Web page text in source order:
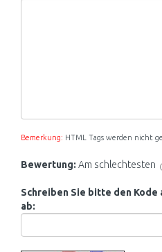
Bemerkung: HTML Tags werden nicht
Bewertung: Am schlechtesten
Schreiben Sie bitte den Kode
ab: